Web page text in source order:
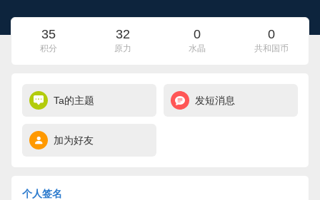
35
积分
32
原力
0
水晶
0
共和国币
Ta的主题 发短消息
加为好友
个人签名